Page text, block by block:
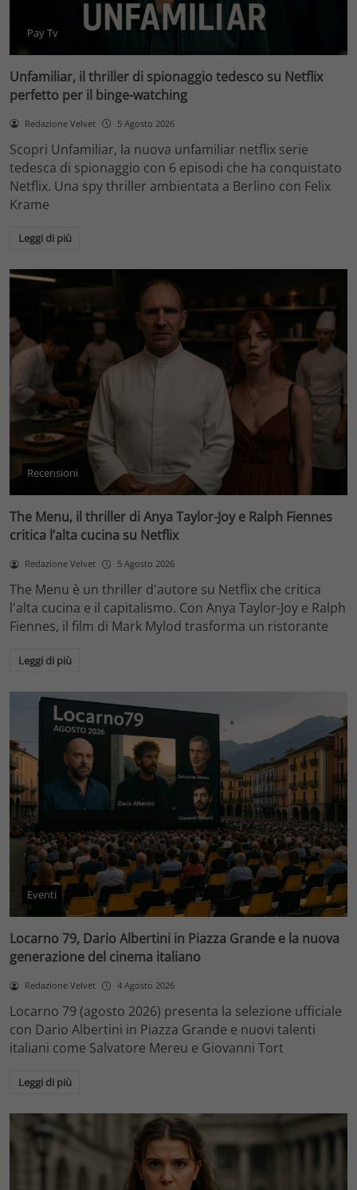
Pay Tv
Unfamiliar, il thriller di spionaggio tedesco su Netflix
perfetto per il binge-watching
Redazione Velvet 5 Agosto 2026
Scopri Unfamiliar, la nuova unfamiliar netflix serie
tedesca di spionaggio con 6 episodi che ha conquistato
Netflix. Una spy thriller ambientata a Berlino con Felix
Krame
Leggi di più
Recensioni
The Menu, il thriller di Anya Taylor-Joy e Ralph Fiennes
critica l’alta cucina su Netflix
Redazione Velvet 5 Agosto 2026
The Menu è un thriller d'autore su Netflix che critica
l'alta cucina e il capitalismo. Con Anya Taylor-Joy e Ralph
Fiennes, il film di Mark Mylod trasforma un ristorante
Leggi di più
Eventi
Locarno 79, Dario Albertini in Piazza Grande e la nuova
generazione del cinema italiano
Redazione Velvet 4 Agosto 2026
Locarno 79 (agosto 2026) presenta la selezione ufficiale
con Dario Albertini in Piazza Grande e nuovi talenti
italiani come Salvatore Mereu e Giovanni Tort
Leggi di più